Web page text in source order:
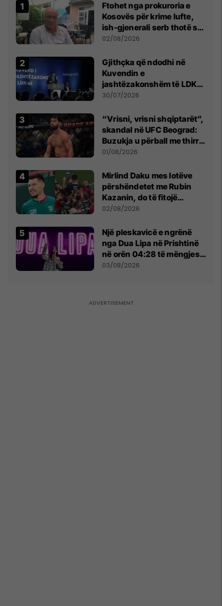
Ftohet nga prokuroria e
Kosovës për krime lufte,
ish-gjenerali serb thotë se
dikush e tradhtoi në
02/08/2026
Gjithçka që ndodhi në
Kuvendin e
jashtëzakonshëm të LDK-
së
30/07/2026
“Vrisni, vrisni shqiptarët”,
skandal në UFC Beograd:
Buzukja u përball me thirrje
anti-shqiptare nga
01/08/2026
Mirlind Daku mes lotëve
përshëndetet me Rubin
Kazanin, do të fitojë
miliona te Spartak Moska
02/08/2026
Një pleskavicë e ngrënë
nga Dua Lipa në Prishtinë
në orën 04:28 të mëngjesit
- dhe bota digjitale serbe
03/08/2026